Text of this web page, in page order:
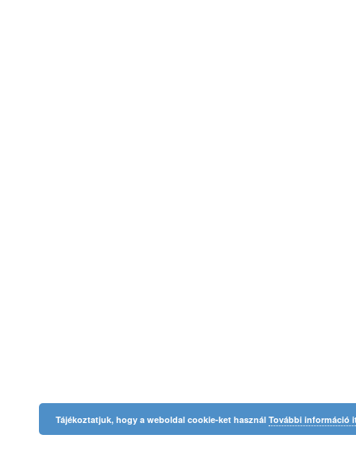
Tájékoztatjuk, hogy a weboldal cookie-ket használ További információ